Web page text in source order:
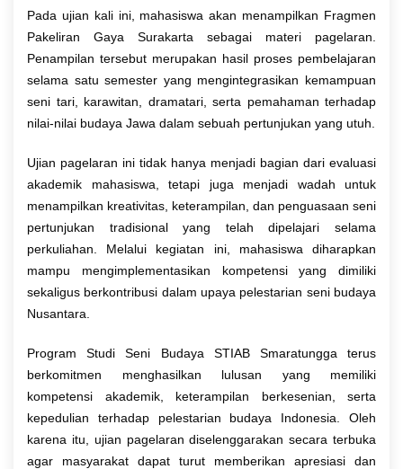
Pada ujian kali ini, mahasiswa akan menampilkan Fragmen
Pakeliran Gaya Surakarta sebagai materi pagelaran.
Penampilan tersebut merupakan hasil proses pembelajaran
selama satu semester yang mengintegrasikan kemampuan
seni tari, karawitan, dramatari, serta pemahaman terhadap
nilai-nilai budaya Jawa dalam sebuah pertunjukan yang utuh.
Ujian pagelaran ini tidak hanya menjadi bagian dari evaluasi
akademik mahasiswa, tetapi juga menjadi wadah untuk
menampilkan kreativitas, keterampilan, dan penguasaan seni
pertunjukan tradisional yang telah dipelajari selama
perkuliahan. Melalui kegiatan ini, mahasiswa diharapkan
mampu mengimplementasikan kompetensi yang dimiliki
sekaligus berkontribusi dalam upaya pelestarian seni budaya
Nusantara.
Program Studi Seni Budaya STIAB Smaratungga terus
berkomitmen menghasilkan lulusan yang memiliki
kompetensi akademik, keterampilan berkesenian, serta
kepedulian terhadap pelestarian budaya Indonesia. Oleh
karena itu, ujian pagelaran diselenggarakan secara terbuka
agar masyarakat dapat turut memberikan apresiasi dan